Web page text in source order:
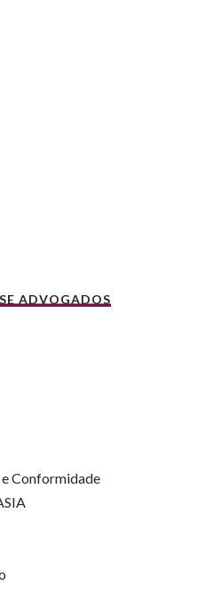
ADVOGADOS
Conformidade